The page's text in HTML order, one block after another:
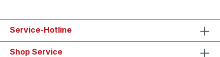
Service-Hotline
Shop Service